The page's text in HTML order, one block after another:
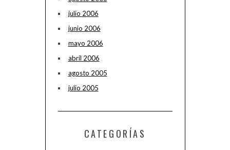
julio 2006
junio 2006
mayo 2006
abril 2006
agosto 2005
julio 2005
CATEGORÍAS